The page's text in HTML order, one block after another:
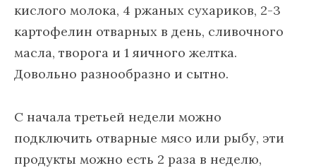
кислого молока, 4 ржаных сухариков, 2-3
картофелин отварных в день, сливочного
масла, творога и 1 яичного желтка.
Довольно разнообразно и сытно.
С начала третьей недели можно
подключить отварные мясо или рыбу, эти
продукты можно есть 2 раза в неделю,